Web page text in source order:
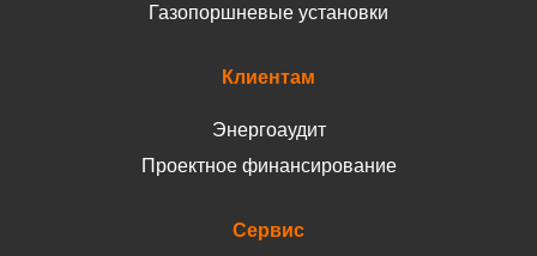
Газопоршневые установки
Клиентам
Энергоаудит
Проектное финансирование
Сервис